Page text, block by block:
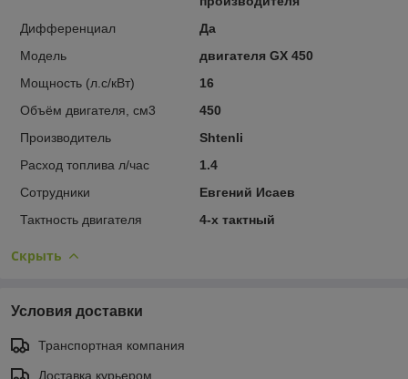
Дифференциал
Да
Модель
двигателя GX 450
Мощность (л.с/кВт)
16
Объём двигателя, см3
450
Производитель
Shtenli
Расход топлива л/час
1.4
Сотрудники
Евгений Исаев
Тактность двигателя
4-х тактный
Скрыть
Условия доставки
Транспортная компания
Доставка курьером